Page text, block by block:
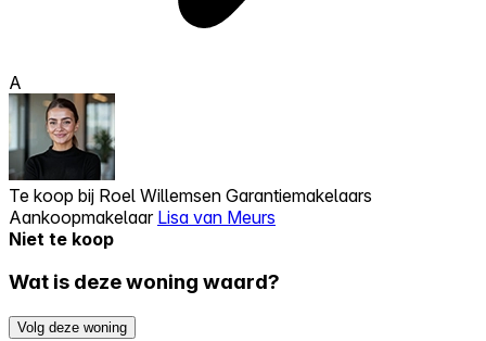
A
Te koop bij Roel Willemsen Garantiemakelaars
Aankoopmakelaar Lisa van Meurs
Niet te koop
Wat is deze woning waard?
Volg deze woning